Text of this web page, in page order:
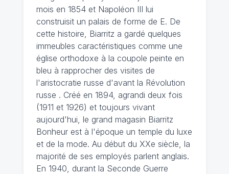
mois en 1854 et Napoléon III lui
construisit un palais de forme de E. De
cette histoire, Biarritz a gardé quelques
immeubles caractéristiques comme une
église orthodoxe à la coupole peinte en
bleu à rapprocher des visites de
l'aristocratie russe d'avant la Révolution
russe . Créé en 1894, agrandi deux fois
(1911 et 1926) et toujours vivant
aujourd'hui, le grand magasin Biarritz
Bonheur est à l'époque un temple du luxe
et de la mode. Au début du XXe siècle, la
majorité de ses employés parlent anglais.
En 1940, durant la Seconde Guerre